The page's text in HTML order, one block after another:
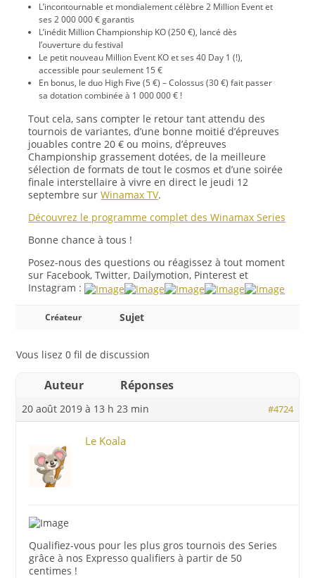
L’incontournable et mondialement célèbre2 Million Eventet
ses 2 000 000 € garantis
L’inédit Million Championship KO(250 €), lancé dès
l’ouverture du festival
Le petit nouveau Million Event KOet ses 40 Day 1 (!),
accessible pour seulement 15 €
En bonus, le duo High Five(5 €) –Colossus(30 €) fait passer
sa dotation combinée à 1 000 000 € !
Tout cela, sans compter le retour tant attendu des
tournois de variantes, d’une bonne moitié d’épreuves
jouables contre 20 € ou moins, d’épreuves
Championship grassement dotées, de la meilleure
sélection de formats de tout le cosmos et d’une soirée
finale interstellaire à vivre en direct le jeudi 12
septembre surWinamax TV.
Découvrez le programme complet des Winamax Series
Bonne chance à tous !
Posez-nous des questions ou réagissez à tout moment
sur Facebook, Twitter, Dailymotion, Pinterest et
Instagram :
Créateur Sujet
Vous lisez 0 fil de discussion
Auteur Réponses
20 août 2019 à 13 h 23 min #4724
Le Koala
Qualifiez-vous pour les plus gros tournois des Series
grâce à nos Expresso qualifiers à partir de 50
centimes !